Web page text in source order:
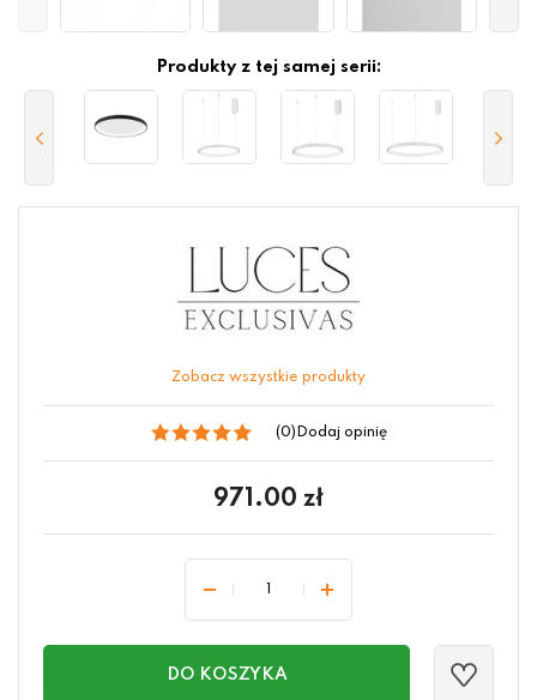
Produkty z tej samej serii:
Zobacz wszystkie produkty
(0) Dodaj opinię
971.00 zł
DO KOSZYKA